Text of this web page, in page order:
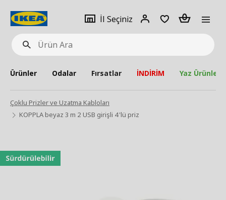
Ürün
Ara
İl Seçiniz
Giriş
Adet
Ürünler Odalar Fırsatlar İNDİRİM Yaz Ürünleri
Çoklu Prizler ve Uzatma Kabloları
KOPPLA beyaz 3 m 2 USB girişli 4'lü priz